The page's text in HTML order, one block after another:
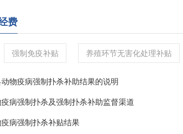
费
强制免疫补贴 养殖环节无害化处理补贴
物疫病强制扑杀补助结果的说明
病强制扑杀及强制扑杀补助监督渠道
病强制扑杀补贴结果